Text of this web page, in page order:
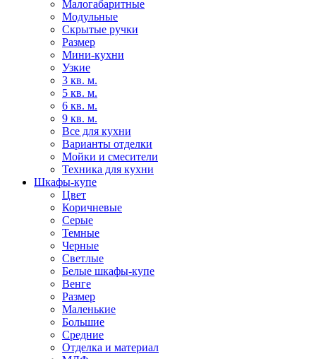
Малогабаритные
Модульные
Скрытые ручки
Размер
Мини-кухни
Узкие
3 кв. м.
5 кв. м.
6 кв. м.
9 кв. м.
Все для кухни
Варианты отделки
Мойки и смесители
Техника для кухни
Шкафы-купе
Цвет
Коричневые
Серые
Темные
Черные
Светлые
Белые шкафы-купе
Венге
Размер
Маленькие
Большие
Средние
Отделка и материал